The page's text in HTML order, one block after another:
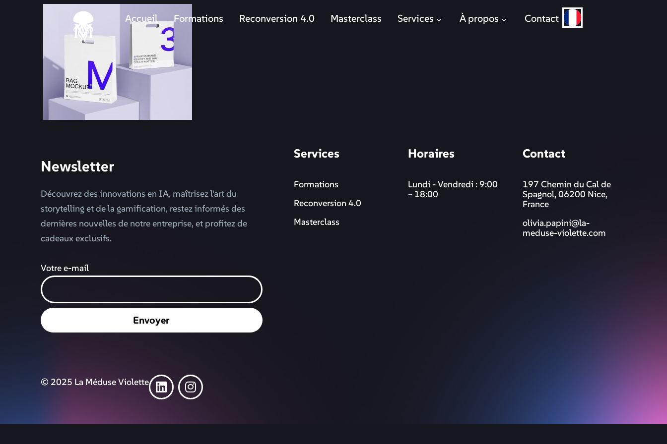
Accueil Formations Reconversion 4.0 Masterclass Services À propos Contact
Newsletter
Découvrez des innovations en IA, maîtrisez l'art du
storytelling et de la gamification, restez informés des
dernières nouvelles de notre entreprise, et profitez de
cadeaux exclusifs.
Votre e-mail
Envoyer
Services
Formations
Reconversion 4.0
Masterclass
Horaires
Lundi - Vendredi : 9:00
– 18:00
Contact
197 Chemin du Cal de
Spagnol, 06200 Nice,
France
olivia.papini@la-
meduse-violette.com
© 2025 La Méduse Violette